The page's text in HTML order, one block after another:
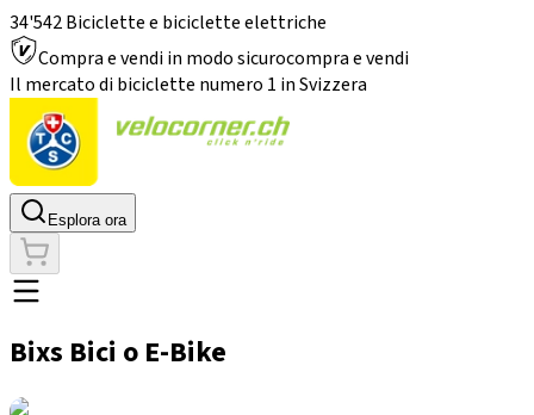
34'542 Biciclette e biciclette elettriche
Compra e vendi in modo sicurocompra e vendi
Il mercato di biciclette numero 1 in Svizzera
Esplora ora
Bixs Bici o E-Bike